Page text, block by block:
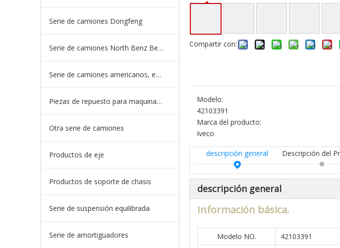
Serie de camiones Dongfeng
Serie de camiones North Benz Beiben
Serie de camiones americanos, europeos y japoneses
Piezas de repuesto para maquinaria de ingeniería de camiones mineros
Otra serie de camiones
Productos de eje
Productos de soporte de chasis
Serie de suspensión equilibrada
Serie de amortiguadores
Compartir con:
Modelo:
42103391
Marca del producto:
Iveco
descripción general Descripción del
descripción general
Información básica.
Modelo NO. 42103391